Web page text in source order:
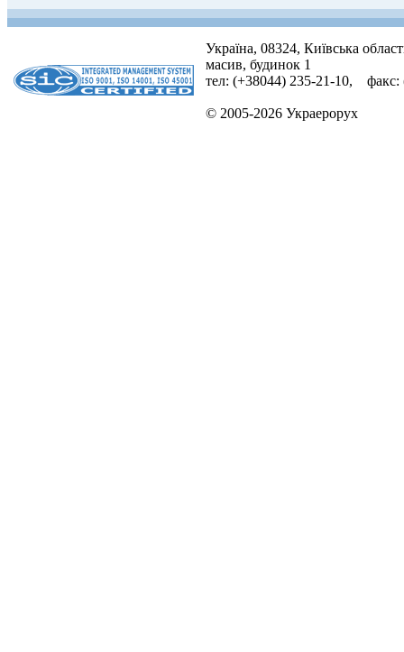
Україна, 08324, Київська
масив, будинок 1
тел: (+38044) 235-21-10, факс:
© 2005-2026 Украерорух